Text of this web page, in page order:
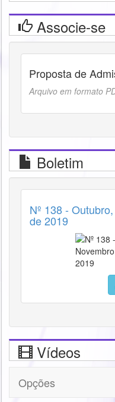
Associe-se
Proposta de
Arquivo em formato
Boletim
Nº 138 -
de 2019
Vídeos
Opções